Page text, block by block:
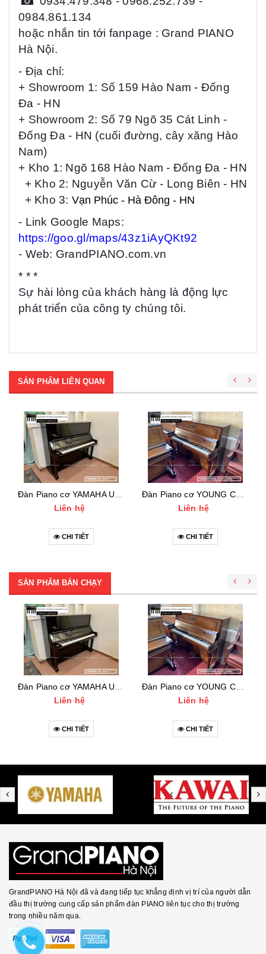
0984.861.134
hoặc nhắn tin tới fanpage : Grand PIANO
Hà Nội.
- Địa chỉ:
+ Showroom 1: Số 159 Hào Nam - Đống
Đa - HN
+ Showroom 2: Số 79 Ngõ 35 Cát Linh -
Đống Đa - HN (cuối đường, cây xăng Hào
Nam)
+ Kho 1: Ngõ 168 Hào Nam - Đống Đa - HN
+ Kho 2: Nguyễn Văn Cừ - Long Biên - HN
+ Kho 3: Vạn Phúc - Hà Đông - HN
- Link Google Maps:
https://goo.gl/maps/43z1iAyQKt92
- Web: GrandPIANO.com.vn
* * *
Sự hài lòng của khách hàng là động lực
phát triển của công ty chúng tôi.
SẢN PHẨM LIÊN QUAN
Liên hệ
CHI TIẾT
Đàn Piano cơ YOUNG CHANG E118 (1455***)
Liên hệ
CHI TIẾT
SẢN PHẨM BÁN CHẠY
Liên hệ
CHI TIẾT
Đàn Piano cơ YOUNG CHANG E118 (1455***)
Liên hệ
CHI TIẾT
GrandPIANO Hà Nội đã và đang tiếp tục khẳng định vị trí của người dẫn
đầu thị trường cung cấp sản phẩm đàn PIANO liên tục cho thị trường
trong nhiều năm qua.